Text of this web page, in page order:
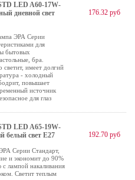
LED A60-17W-
дневной свет
ЭРА Серии
для
бытовых
бра.
светит, имеет долгий
- холодный
повышает
источник
для глаз
176.32 руб
LED A65-19W-
белый свет Е27
Серии Стандарт,
и экономит до 90%
лампой накаливания
Светит теплым
192.70 руб